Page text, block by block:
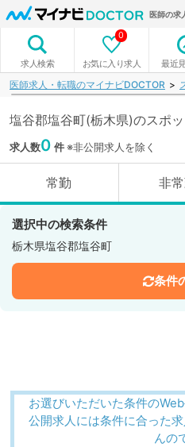
医師の求
求人検索 お気に入り求人
0
最近
医師求人・転職のマイナビDOCTOR
塩谷郡塩谷町(栃木県)のスポ
求人数0 件※非公開求人を除く
常勤 非
選択中の検索条件
栃木県塩谷郡塩谷町
条件
お選びいただいた条件の
公開求人には条件に合った
んの